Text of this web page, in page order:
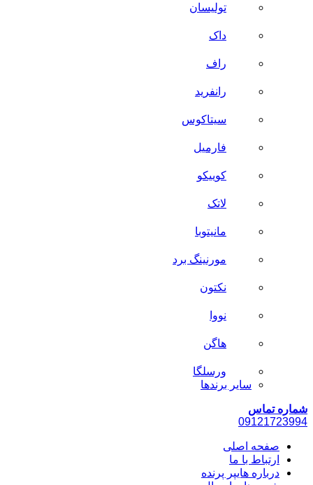
تولیسان
داک
راف
رانفرید
سیتاکوس
فارمیل
کوییکو
لاتک
مانیتوبا
مورنینگ برد
نکتون
نووا
هاگن
ورسلگا
سایر برند‌ها
شماره تماس
09121723994
صفحه اصلی
ارتباط با ما
درباره هایپر پرنده